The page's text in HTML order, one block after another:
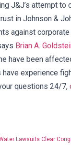
J&J’s attempt
in Johnson &
against
Brian A.
have been
have experience
questions 24/7,
Lawsuits Clear